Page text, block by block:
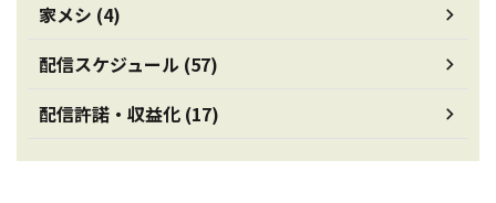
家メシ (4)
配信スケジュール (57)
配信許諾・収益化 (17)